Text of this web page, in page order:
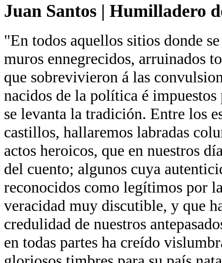
Juan Santos | Humilladero
"En todos aquellos sitios donde
muros ennegrecidos, arruinados
que sobrevivieron á las
nacidos de la política é
se levanta la tradición. Entre los
castillos, hallaremos labradas
actos heroicos, que en nuestros
del cuento; algunos cuya
reconocidos como legítimos por
veracidad muy discutible, y que
credulidad de nuestros
en todas partes ha creído